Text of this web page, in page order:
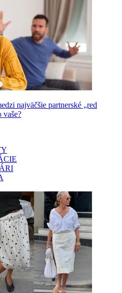
najväčšie partnerské „red
vaše?